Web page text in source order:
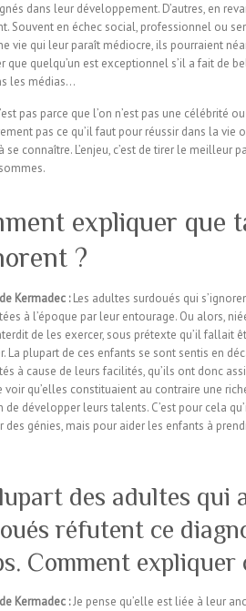
dans leur développement. D’autres, en
Souvent en échec social, professionnel ou
vie qui leur paraît médiocre, ils pourraient
que quelqu’un est exceptionnel s’il a fait de
les médias…
pas parce que l’on n’est pas une célébrité
pas ce qu’il faut pour réussir dans la
se connaître. L’enjeu, c’est de tirer le
expliquer que
?
Kermadec :Les adultes surdoués qui
à l’époque par leur entourage. Ou alors,
de les exercer, sous prétexte qu’il fallait
La plupart de ces enfants se sont sentis en
à cause de leurs facilités, qu’ils ont donc
voir qu’elles constituaient au contraire une
de développer leurs talents. C’est pour cela
des génies, mais pour aider les enfants à
des adultes qui
réfutent ce
Comment
Kermadec :Je pense qu’elle est liée à leur